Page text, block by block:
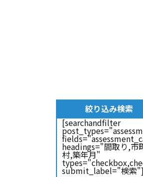
絞り込み検索
[searchandfilter
headings="間取り,市
村,築年月"
submit_label="検索"]